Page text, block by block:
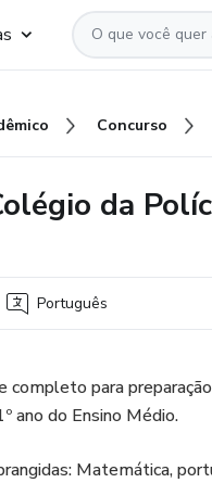
Concurso
da
Português
completo para
ano do Ensino Médio.
Matemática,